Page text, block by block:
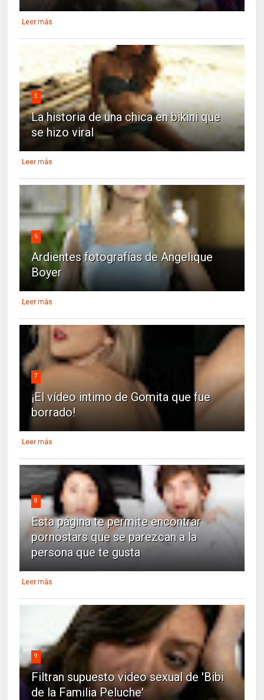
Leer más
5
La historia de una chica en bikini que
se hizo viral
Leer más
6
Ardientes fotografías de Angelique
Boyer
Leer más
7
¡El vídeo intimo de Gomita que fue
borrado!
Leer más
8
Esta página te permite encontrar
pornostars que se parezcan a la
persona que te gusta
Leer más
9
Filtran supuesto video sexual de 'Bibi
de la Familia Peluche'